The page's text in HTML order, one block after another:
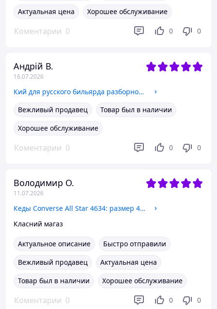
Актуальная цена
Хорошее обслуживание
Коментарии 0 0 0
Андрій В.
16.07.2026
Кий для русского бильярда разборной Zelart Game 2792 длина 160см
Вежливый продавец
Товар был в наличии
Хорошее обслуживание
Коментарии 0 0 0
Володимир О.
11.07.2026
Кеды Converse All Star 4634: размер 43, белый (маломерки 26,5см)
Класний магаз
Актуальное описание
Быстро отправили
Вежливый продавец
Актуальная цена
Товар был в наличии
Хорошее обслуживание
Коментарии 0 0 0